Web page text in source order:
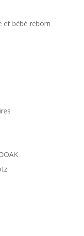
et bébé reborn